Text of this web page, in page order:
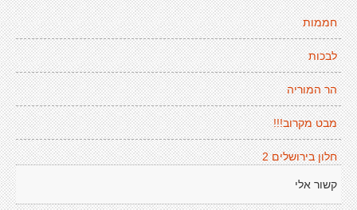
חממות
לבכות
הר המוריה
מבט מקרוב!!!
חלון בירושלים 2
קשור אלי